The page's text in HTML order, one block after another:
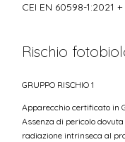
CEI EN 60598-1:2021
Rischio
GRUPPO RISCHIO 1
Apparecchio certificato in
Assenza di pericolo
radiazione intrinseca al